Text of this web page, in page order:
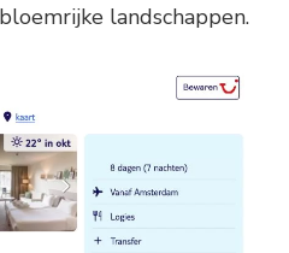
landschappen.